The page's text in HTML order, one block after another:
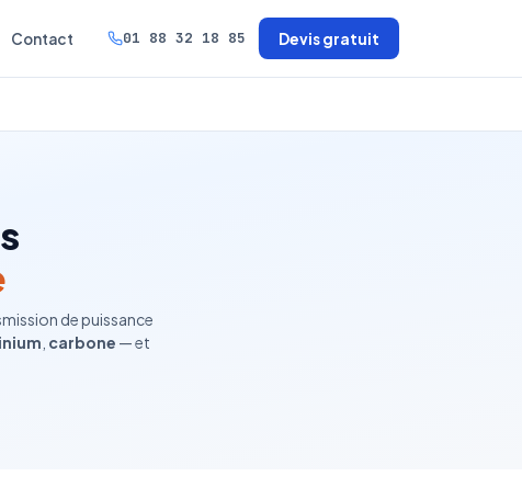
Contact 01 88 32 18 85 Devis gratuit
de puissance
carbone — et